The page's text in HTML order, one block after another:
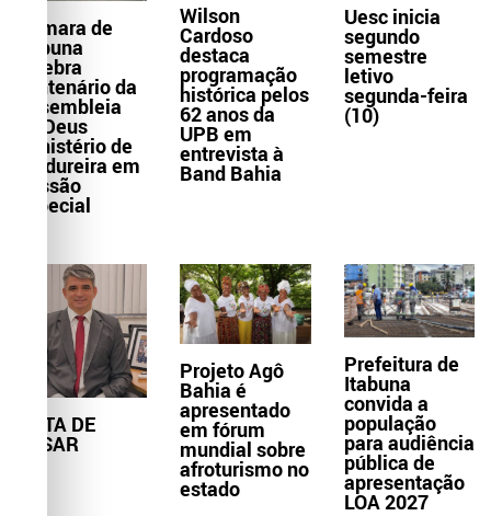
Câmara de
Itabuna
celebra
centenário da
Assembleia
de Deus
Ministério de
Madureira em
Sessão
Especial
Wilson
Cardoso
destaca
programação
histórica pelos
62 anos da
UPB em
entrevista à
Band Bahia
Uesc inicia
segundo
semestre
letivo
segunda-feira
(10)
NOTA DE
PESAR
Projeto Agô
Bahia é
apresentado
em fórum
mundial sobre
afroturismo no
estado
Prefeitura de
Itabuna
convida a
população
para audiência
pública de
apresentação
LOA 2027